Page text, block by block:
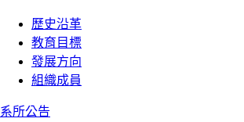
歷史沿革
教育目標
發展方向
組織成員
系所公告